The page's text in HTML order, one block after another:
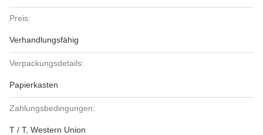
Preis:
Verhandlungsfähig
Verpackungsdetails:
Papierkasten
Zahlungsbedingungen:
T / T, Western Union